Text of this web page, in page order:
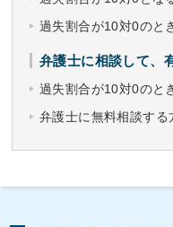
過失割合が10対0のと
弁護士に相談して、
過失割合が10対0のと
弁護士に無料相談する